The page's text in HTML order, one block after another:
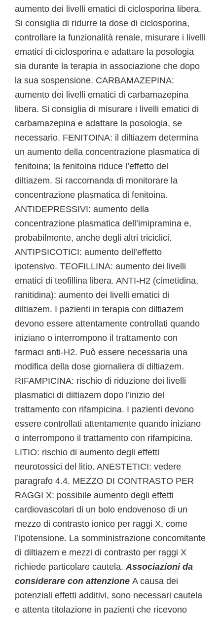
aumento dei livelli ematici di ciclosporina libera.
Si consiglia di ridurre la dose di ciclosporina,
controllare la funzionalità renale, misurare i livelli
ematici di ciclosporina e adattare la posologia
sia durante la terapia in associazione che dopo
la sua sospensione. CARBAMAZEPINA:
aumento dei livelli ematici di carbamazepina
libera. Si consiglia di misurare i livelli ematici di
carbamazepina e adattare la posologia, se
necessario. FENITOINA: il diltiazem determina
un aumento della concentrazione plasmatica di
fenitoina; la fenitoina riduce l’effetto del
diltiazem. Si raccomanda di monitorare la
concentrazione plasmatica di fenitoina.
ANTIDEPRESSIVI: aumento della
concentrazione plasmatica dell’imipramina e,
probabilmente, anche degli altri triciclici.
ANTIPSICOTICI: aumento dell’effetto
ipotensivo. TEOFILLINA: aumento dei livelli
ematici di teofillina libera. ANTI-H2 (cimetidina,
ranitidina): aumento dei livelli ematici di
diltiazem. I pazienti in terapia con diltiazem
devono essere attentamente controllati quando
iniziano o interrompono il trattamento con
farmaci anti-H2. Può essere necessaria una
modifica della dose giornaliera di diltiazem.
RIFAMPICINA: rischio di riduzione dei livelli
plasmatici di diltiazem dopo l’inizio del
trattamento con rifampicina. I pazienti devono
essere controllati attentamente quando iniziano
o interrompono il trattamento con rifampicina.
LITIO: rischio di aumento degli effetti
neurotossici del litio. ANESTETICI: vedere
paragrafo 4.4. MEZZO DI CONTRASTO PER
RAGGI X: possibile aumento degli effetti
cardiovascolari di un bolo endovenoso di un
mezzo di contrasto ionico per raggi X, come
l’ipotensione. La somministrazione concomitante
di diltiazem e mezzi di contrasto per raggi X
richiede particolare cautela.Associazioni da
considerare con attenzione A causa dei
potenziali effetti additivi, sono necessari cautela
e attenta titolazione in pazienti che ricevono